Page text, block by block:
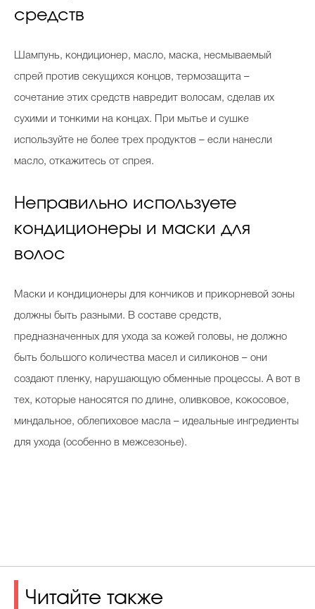
средств
Шампунь, кондиционер, масло, маска, несмываемый
спрей против секущихся концов, термозащита –
сочетание этих средств навредит волосам, сделав их
сухими и тонкими на концах. При мытье и сушке
используйте не более трех продуктов – если нанесли
масло, откажитесь от спрея.
Неправильно используете
кондиционеры и маски для
волос
Маски и кондиционеры для кончиков и прикорневой зоны
должны быть разными. В составе средств,
предназначенных для ухода за кожей головы, не должно
быть большого количества масел и силиконов – они
создают пленку, нарушающую обменные процессы. А вот в
тех, которые наносятся по длине, оливковое, кокосовое,
миндальное, облепиховое масла – идеальные ингредиенты
для ухода (особенно в межсезонье).
Читайте также